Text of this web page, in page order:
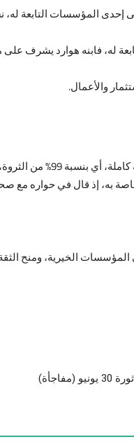
المؤسسات التابعة له،
والأعمال.
كان وارن بافيت
به، إذ قال في حواره مع
الخيرية، ومنح